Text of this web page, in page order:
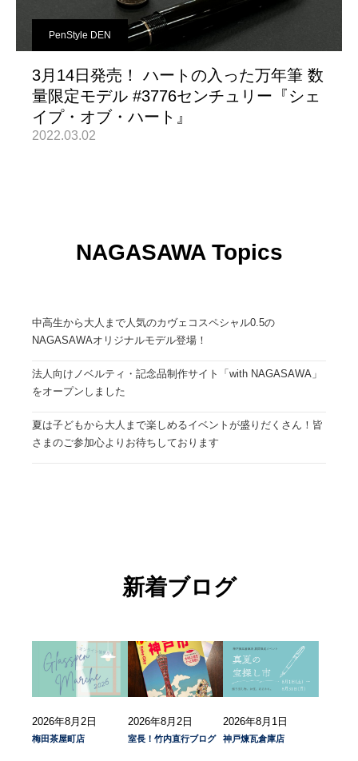
PenStyle DEN
3月14日発売！ ハートの入った万年筆 数
量限定モデル #3776センチュリー『シェ
イプ・オブ・ハート』
2022.03.02
NAGASAWA Topics
中高生から大人まで人気のカヴェコスペシャル0.5の
NAGASAWAオリジナルモデル登場！
法人向けノベルティ・記念品制作サイト「with NAGASAWA」
をオープンしました
夏は子どもから大人まで楽しめるイベントが盛りだくさん！皆
さまのご参加心よりお待ちしております
新着ブログ
2026年8月2日
梅田茶屋町店
2026年8月2日
室長！竹内直行ブログ
2026年8月1日
神戸煉瓦倉庫店